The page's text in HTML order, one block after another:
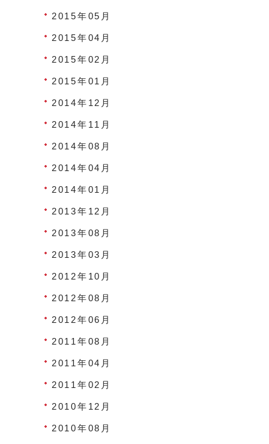
2015年05月
2015年04月
2015年02月
2015年01月
2014年12月
2014年11月
2014年08月
2014年04月
2014年01月
2013年12月
2013年08月
2013年03月
2012年10月
2012年08月
2012年06月
2011年08月
2011年04月
2011年02月
2010年12月
2010年08月